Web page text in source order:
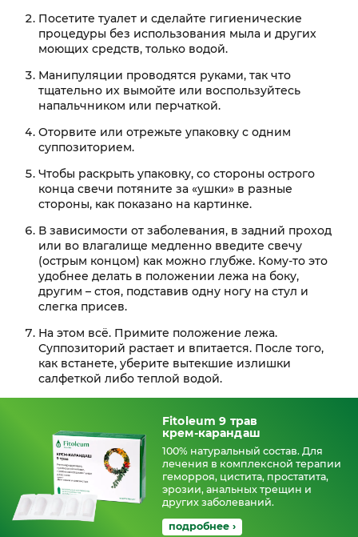
Посетите туалет и сделайте гигиенические
процедуры без использования мыла и других
моющих средств, только водой.
Манипуляции проводятся руками, так что
тщательно их вымойте или воспользуйтесь
напальчником или перчаткой.
Оторвите или отрежьте упаковку с одним
суппозиторием.
Чтобы раскрыть упаковку, со стороны острого
конца свечи потяните за «ушки» в разные
стороны, как показано на картинке.
В зависимости от заболевания, в задний проход
или во влагалище медленно введите свечу
(острым концом) как можно глубже. Кому-то это
удобнее делать в положении лежа на боку,
другим – стоя, подставив одну ногу на стул и
слегка присев.
На этом всё. Примите положение лежа.
Суппозиторий растает и впитается. После того,
как встанете, уберите вытекшие излишки
салфеткой либо теплой водой.
Fitoleum 9 трав
крем‑карандаш
100% натуральный состав. Для
лечения в комплексной терапии
геморроя, цистита, простатита,
эрозии, анальных трещин и
других заболеваний.
подробнее ›